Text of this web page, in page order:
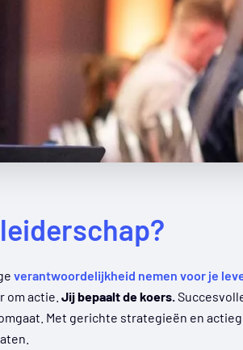
verantwoordelijkheid nemen voor je
om actie. Jij bepaalt de koers.
Met gerichte strategieën en